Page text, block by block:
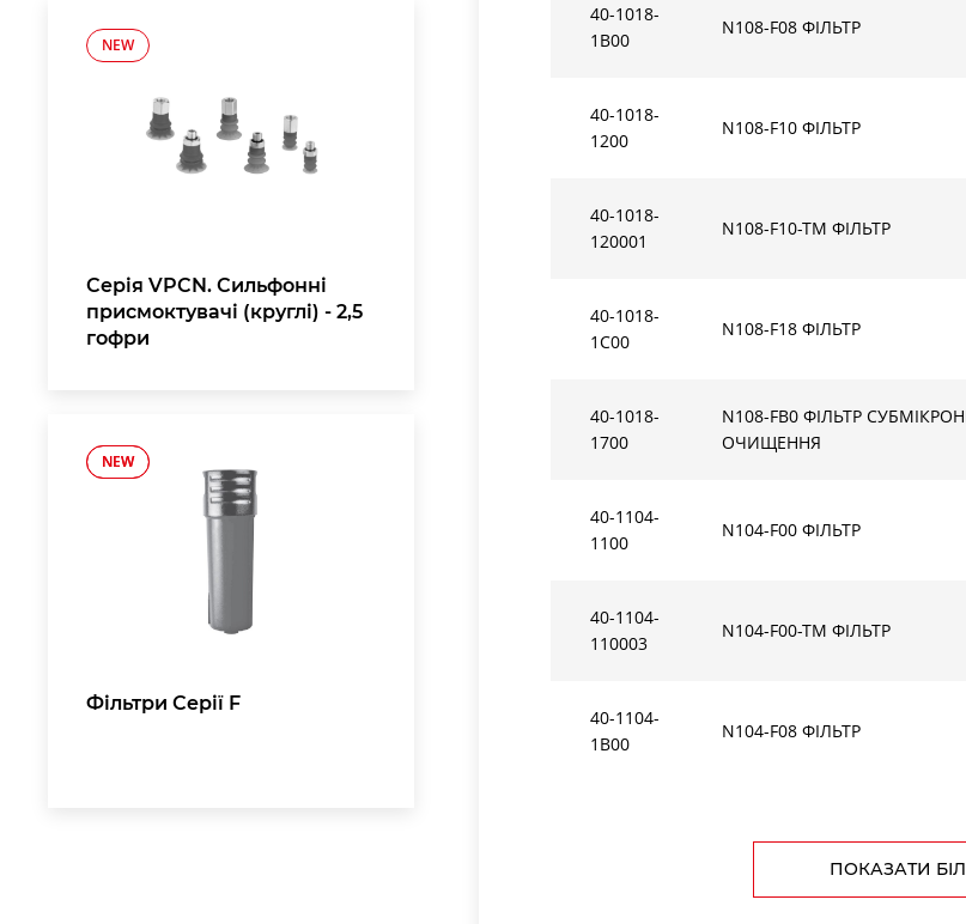
NEW
Серія VPCN. Сильфонні
присмоктувачі (круглі) - 2,5
гофри
NEW
NEW
Фільтри Серії F
40-1018-
1B00
N108-F08 ФIЛЬТР
40-1018-
1200
N108-F10 ФIЛЬТР
40-1018-
120001
N108-F10-TM ФІЛЬТР
40-1018-
1C00
N108-F18 ФIЛЬТР
40-1018-
1700
N108-FB0 ФIЛЬТР
ОЧИЩЕННЯ
40-1104-
1100
N104-F00 ФIЛЬТР
40-1104-
110003
N104-F00-TM ФIЛЬТР
40-1104-
1B00
N104-F08 ФIЛЬТР
ПОКАЗАТИ